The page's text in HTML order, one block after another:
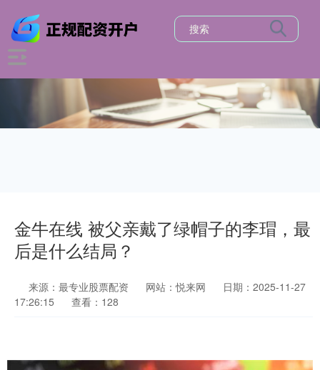
金牛在线 被父亲戴了绿帽子的李瑁，最
后是什么结局？
来源：最专业股票配资 网站：悦来网
日期：2025-11-27
17:26:15
查看：128